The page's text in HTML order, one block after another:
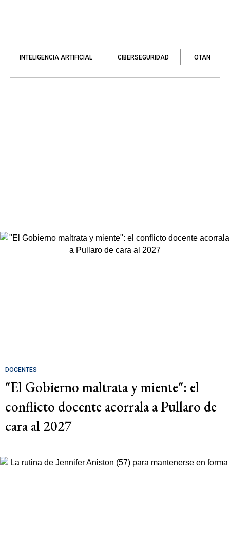
INTELIGENCIA ARTIFICIAL CIBERSEGURIDAD OTAN
DOCENTES
"El Gobierno maltrata y miente": el
conflicto docente acorrala a Pullaro de
cara al 2027